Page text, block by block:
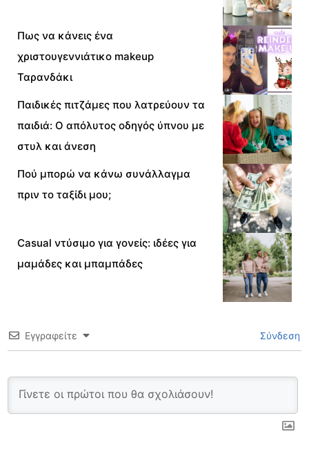
Πως να κάνεις ένα
χριστουγεννιάτικο makeup
Ταρανδάκι
Παιδικές πιτζάμες που λατρεύουν τα
παιδιά: Ο απόλυτος οδηγός ύπνου με
στυλ και άνεση
Πού μπορώ να κάνω συνάλλαγμα
πριν το ταξίδι μου;
Casual ντύσιμο για γονείς: ιδέες για
μαμάδες και μπαμπάδες
Εγγραφείτε Σύνδεση